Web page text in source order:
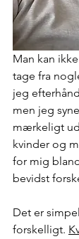
Man kan
tage fra
jeg
men jeg
mærkeligt
kvinder og
for mig
bevidst
Det er
forskelligt.